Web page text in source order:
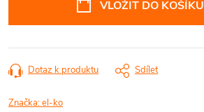
VLOŽIT DO KOŠÍKU
Dotaz k produktu Sdílet
Značka:el-ko